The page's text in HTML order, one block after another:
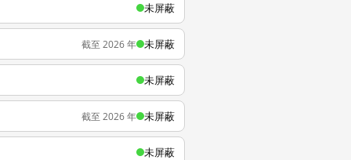
未屏蔽
截至 2026 年 未屏蔽
未屏蔽
截至 2026 年 未屏蔽
未屏蔽